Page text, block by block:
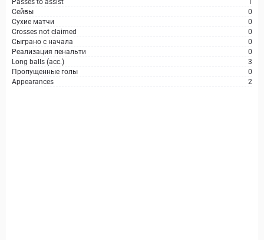
Passes to assist
Сейвы
0
Сухие матчи
0
Crosses not claimed
0
Сыграно с начала
0
Реализация пенальти
0
Long balls (acc.)
3
Пропущенные голы
0
Appearances
2